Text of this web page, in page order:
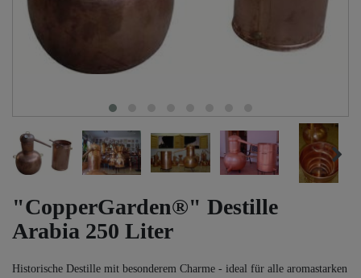
"CopperGarden®" Destille
Arabia 250 Liter
Historische Destille mit besonderem Charme - ideal für alle aromastarken